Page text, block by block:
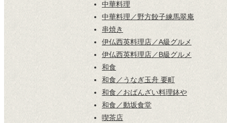
中華料理
中華料理／野方餃子練馬翠庵
串焼き
伊仏西英料理店／A級グルメ
伊仏西英料理店／B級グルメ
和食
和食／うなぎ玉舟 要町
和食／おばんざい料理鉢や
和食／動坂食堂
喫茶店